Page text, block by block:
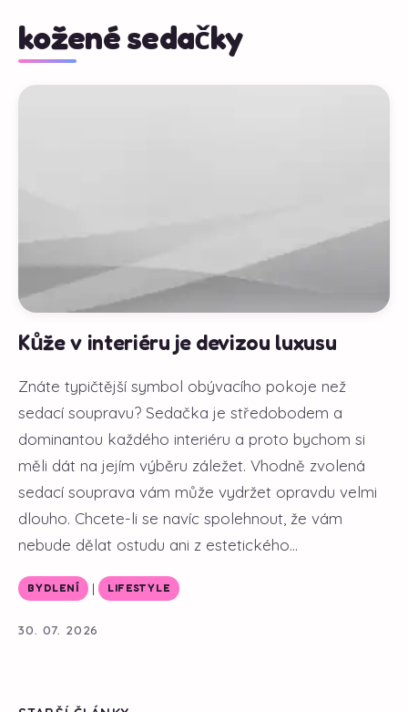
kožené sedačky
Kůže v interiéru je devizou luxusu
Znáte typičtější symbol obývacího pokoje než
sedací soupravu? Sedačka je středobodem a
dominantou každého interiéru a proto bychom si
měli dát na jejím výběru záležet. Vhodně zvolená
sedací souprava vám může vydržet opravdu velmi
dlouho. Chcete-li se navíc spolehnout, že vám
nebude dělat ostudu ani z estetického...
BYDLENÍ | LIFESTYLE
30. 07. 2026